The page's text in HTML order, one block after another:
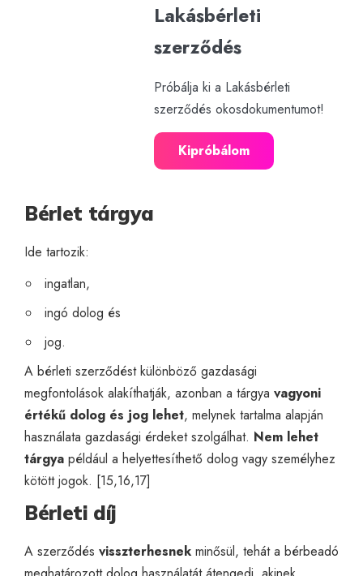
Lakásbérleti
szerződés
Próbálja ki a Lakásbérleti
szerződés okosdokumentumot!
Kipróbálom
Bérlet tárgya
Ide tartozik:
ingatlan,
ingó dolog és
jog.
A bérleti szerződést különböző gazdasági
megfontolások alakíthatják, azonban a tárgya vagyoni
értékű dolog és jog lehet, melynek tartalma alapján
használata gazdasági érdeket szolgálhat. Nem lehet
tárgya például a helyettesíthető dolog vagy személyhez
kötött jogok. [15,16,17]
Bérleti díj
A szerződés visszterhesnek minősül, tehát a bérbeadó